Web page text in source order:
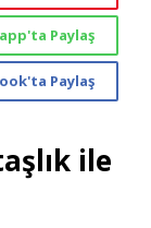
Paylaş
Paylaş
ile